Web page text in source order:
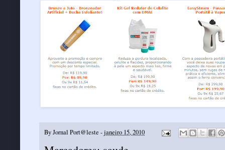
ByJornal Port@leste -janeiro 15, 2010